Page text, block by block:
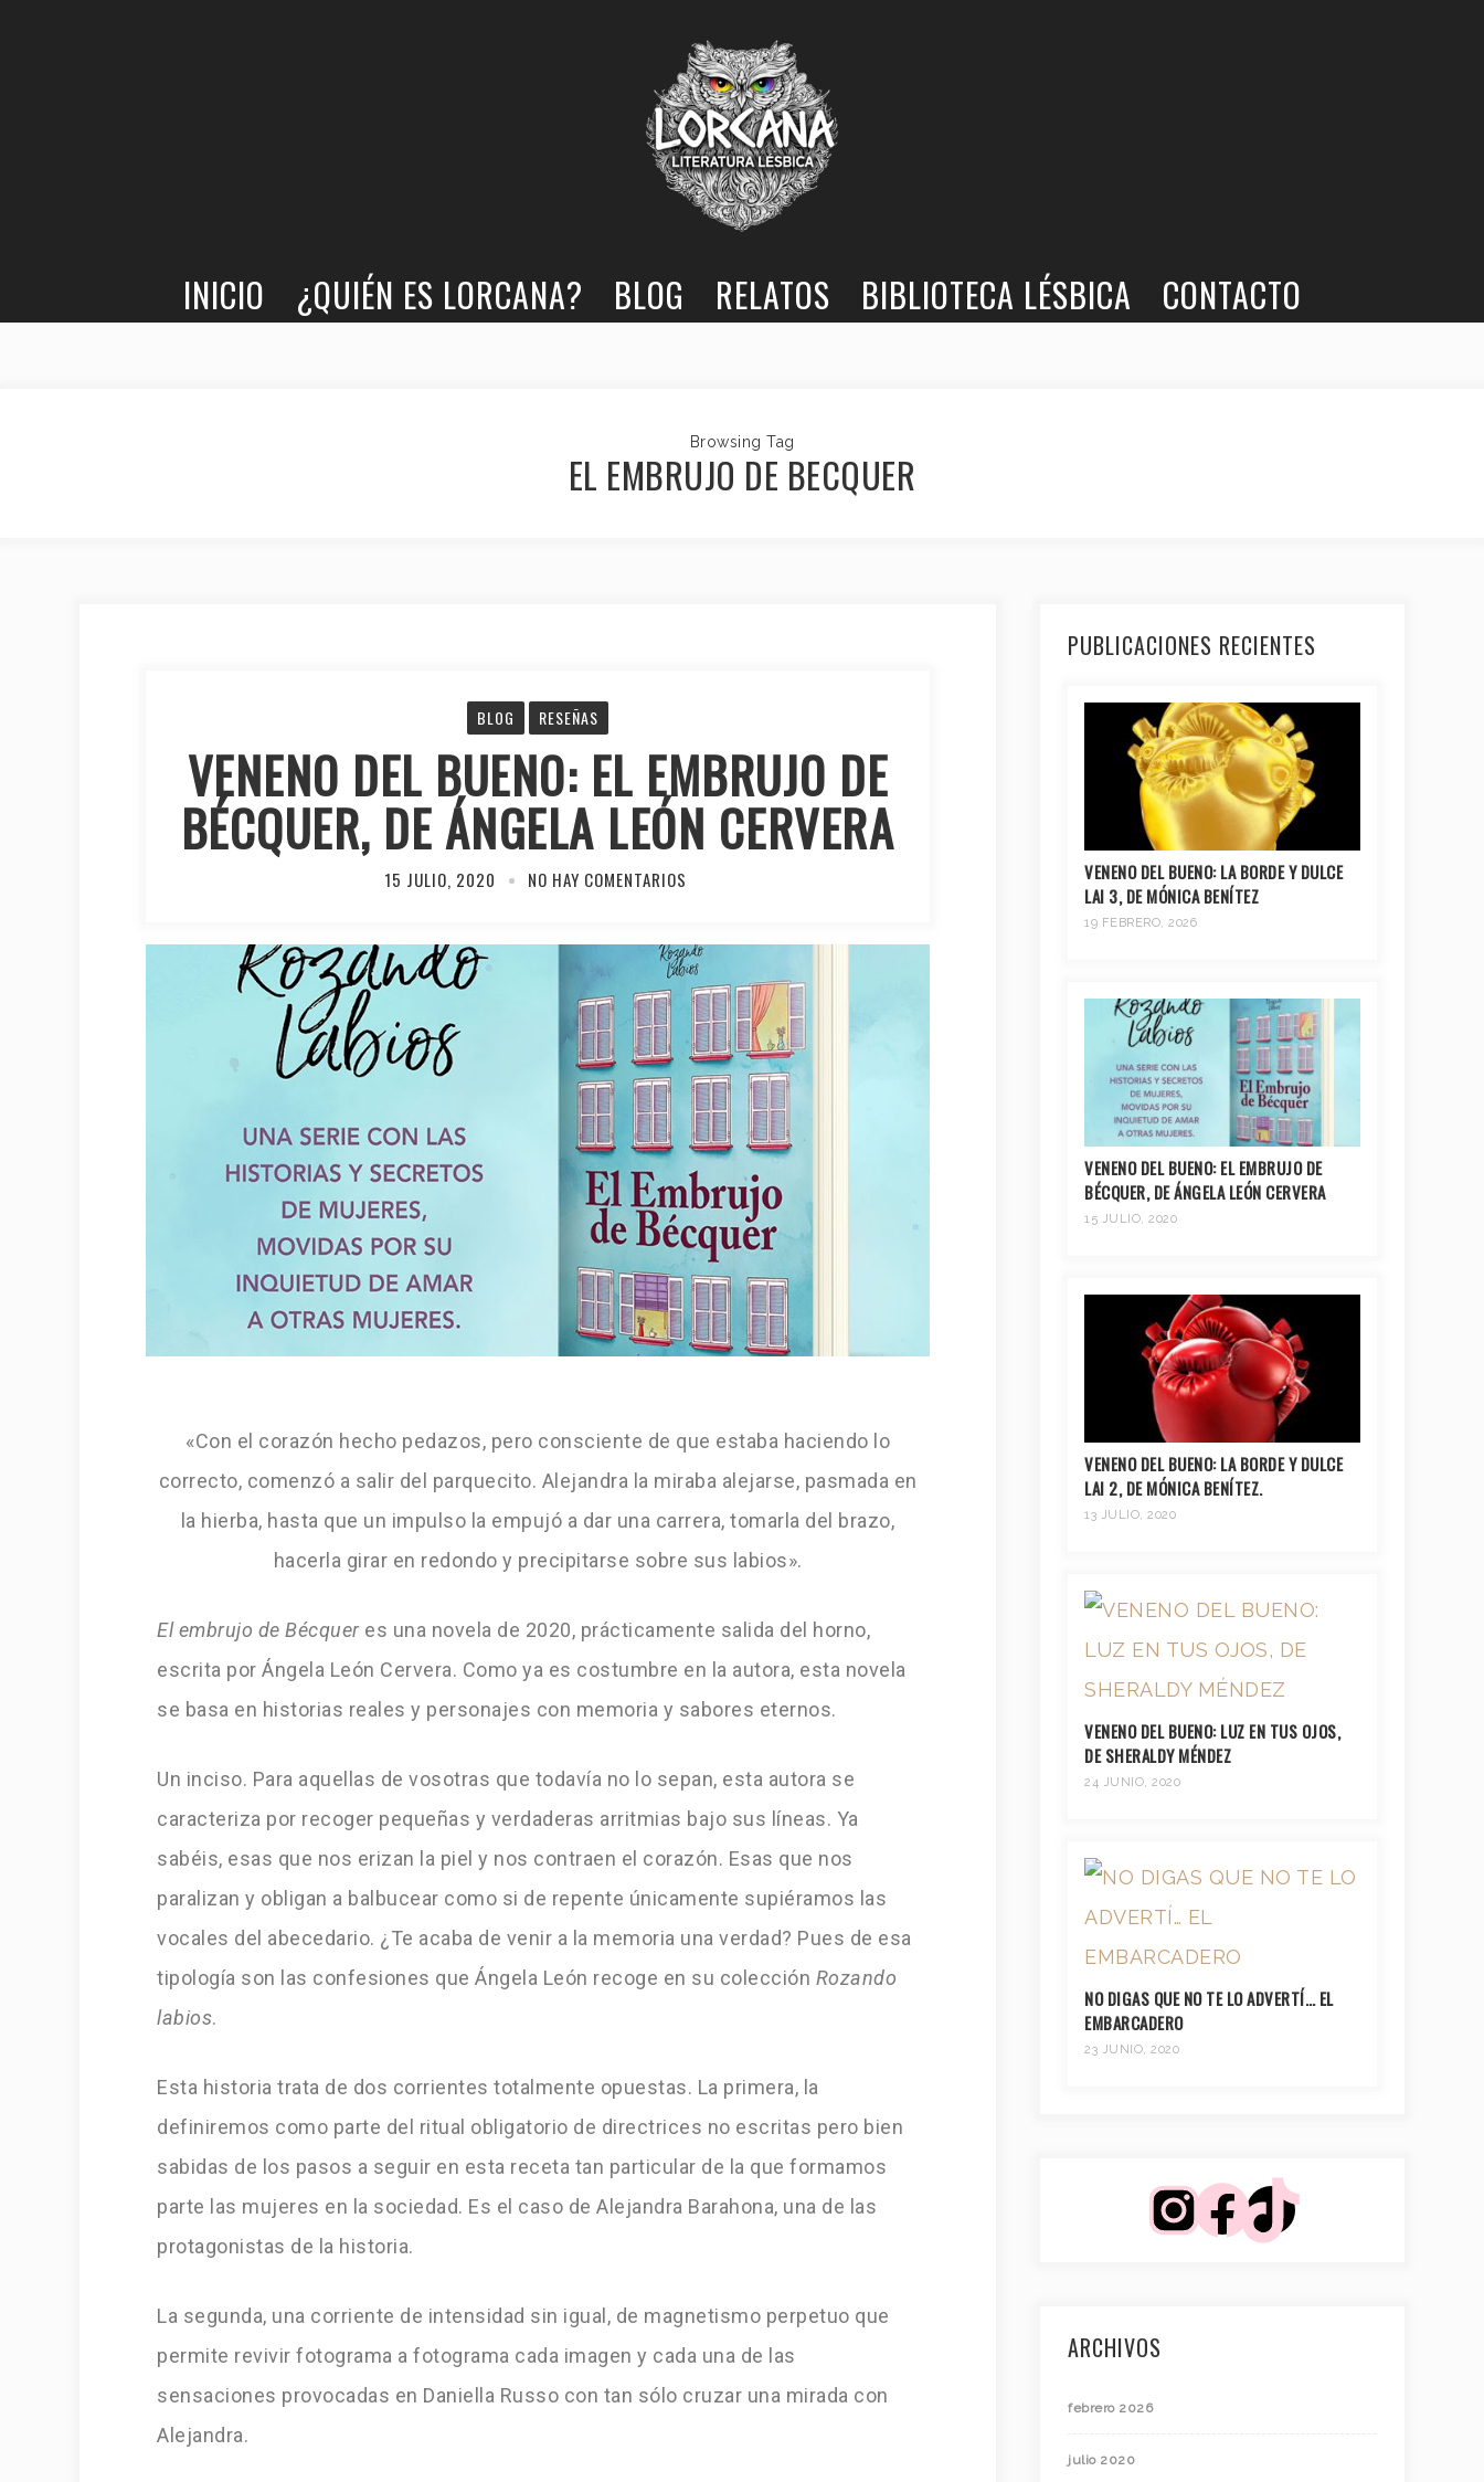
INICIO ¿QUIÉN ES LORCANA? BLOG RELATOS BIBLIOTECA LÉSBICA CONTACTO
Browsing Tag
EL EMBRUJO DE BECQUER
BLOG RESEÑAS
VENENO DEL BUENO: EL EMBRUJO DE
BÉCQUER, DE ÁNGELA LEÓN CERVERA
15 JULIO, 2020 NO HAY COMENTARIOS
«Con el corazón hecho pedazos, pero consciente de que estaba haciendo lo
correcto, comenzó a salir del parquecito. Alejandra la miraba alejarse, pasmada en
la hierba, hasta que un impulso la empujó a dar una carrera, tomarla del brazo,
hacerla girar en redondo y precipitarse sobre sus labios».
El embrujo de Bécqueres una novela de 2020, prácticamente salida del horno,
escrita por Ángela León Cervera. Como ya es costumbre en la autora, esta novela
se basa en historias reales y personajes con memoria y sabores eternos.
Un inciso. Para aquellas de vosotras que todavía no lo sepan, esta autora se
caracteriza por recoger pequeñas y verdaderas arritmias bajo sus líneas. Ya
sabéis, esas que nos erizan la piel y nos contraen el corazón. Esas que nos
paralizan y obligan a balbucear como si de repente únicamente supiéramos las
vocales del abecedario. ¿Te acaba de venir a la memoria una verdad? Pues de esa
tipología son las confesiones que Ángela León recoge en su colección Rozando
labios.
Esta historia trata de dos corrientes totalmente opuestas. La primera, la
definiremos como parte del ritual obligatorio de directrices no escritas pero bien
sabidas de los pasos a seguir en esta receta tan particular de la que formamos
parte las mujeres en la sociedad. Es el caso de Alejandra Barahona, una de las
protagonistas de la historia.
La segunda, una corriente de intensidad sin igual, de magnetismo perpetuo que
permite revivir fotograma a fotograma cada imagen y cada una de las
sensaciones provocadas en Daniella Russo con tan sólo cruzar una mirada con
Alejandra.
PUBLICACIONES RECIENTES
VENENO DEL BUENO: LA BORDE Y DULCE
LAI 3, DE MÓNICA BENÍTEZ
19 FEBRERO, 2026
VENENO DEL BUENO: EL EMBRUJO DE
BÉCQUER, DE ÁNGELA LEÓN CERVERA
15 JULIO, 2020
VENENO DEL BUENO: LA BORDE Y DULCE
LAI 2, DE MÓNICA BENÍTEZ.
13 JULIO, 2020
VENENO DEL BUENO: LUZ EN TUS OJOS,
DE SHERALDY MÉNDEZ
24 JUNIO, 2020
NO DIGAS QUE NO TE LO ADVERTÍ… EL
EMBARCADERO
23 JUNIO, 2020
ARCHIVOS
febrero 2026
julio 2020